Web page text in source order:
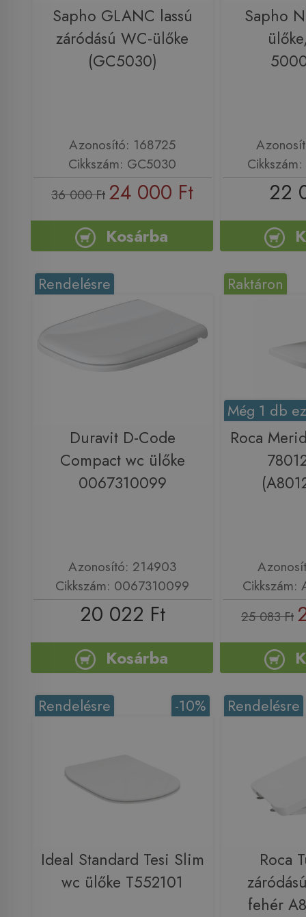
Sapho GLANC lassú
záródású WC-ülőke
(GC5030)
Azonosító: 168725
Cikkszám: GC5030
36 000 Ft 24 000 Ft
Kosárba
Sapho
22
Rendelésre
Duravit D-Code
Compact wc ülőke
0067310099
Azonosító: 214903
Cikkszám: 0067310099
20 022 Ft
Kosárba
Raktáron
Még 1 db
Roca
25 083 Ft
-10%
Rendelésre
Ideal Standard Tesi Slim
wc ülőke T552101
Rendelésre
Roca
fehér